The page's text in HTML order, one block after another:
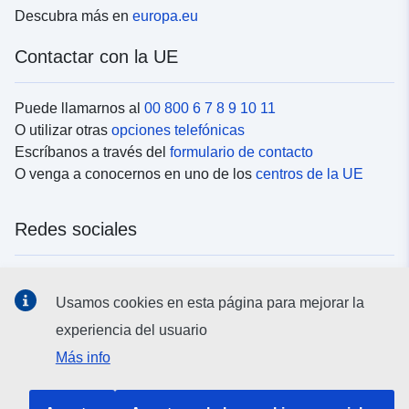
Descubra más en europa.eu
Contactar con la UE
Puede llamarnos al 00 800 6 7 8 9 10 11
O utilizar otras opciones telefónicas
Escríbanos a través del formulario de contacto
O venga a conocernos en uno de los centros de la UE
Redes sociales
Instituciones y organismos de la UE
Usamos cookies en esta página para mejorar la
experiencia del usuario
Más info